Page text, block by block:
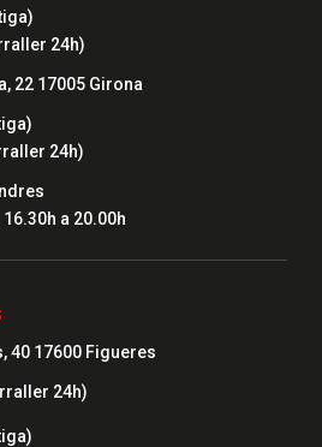
24h)
22 17005 Girona
24h)
a 20.00h
40 17600 Figueres
24h)